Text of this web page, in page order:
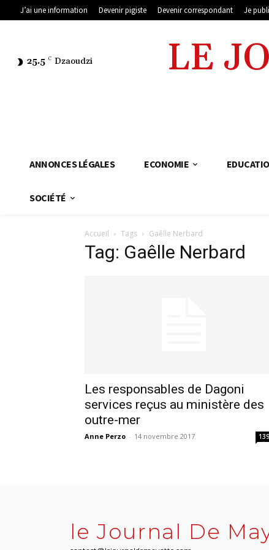
J’ai une information Devenir pigiste Devenir correspondant Je
25.5 C Dzaoudzi LE
ANNONCES LÉGALES ECONOMIE
SOCIÉTÉ
Accueil Tags Gaêlle Nerbard
Tag: Gaêlle Nerbard
Les responsables de Dagoni
services reçus au ministère des
outre-mer
Anne Perzo - 14 novembre 2017
le Journal De